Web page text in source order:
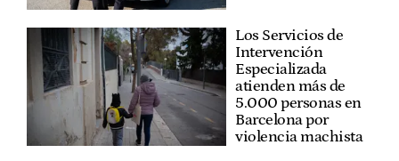
Los Servicios de
Intervención
Especializada
atienden más de
5.000 personas en
Barcelona por
violencia machista